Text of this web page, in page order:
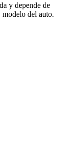
y depende de
modelo del auto.